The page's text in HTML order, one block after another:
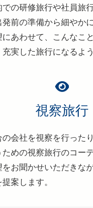
の研修旅行や社員旅
前の準備から細やか
あわせて、こんなこ
充実した旅行になるよ
視察旅行
の会社を視察を行った
めの視察旅行のコー
をお聞かせいただきな
案します。